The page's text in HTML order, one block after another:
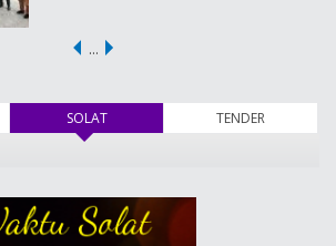
…
SOLAT(tab aktif) TENDER